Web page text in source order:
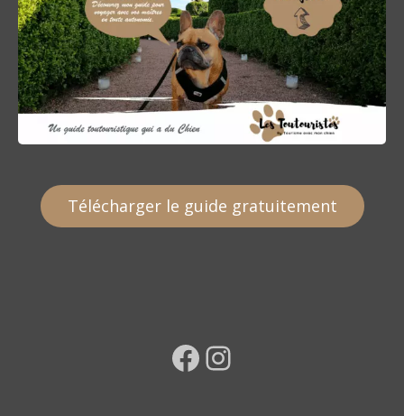
c
l
e
Télécharger le guide gratuitement
Facebook Instagram